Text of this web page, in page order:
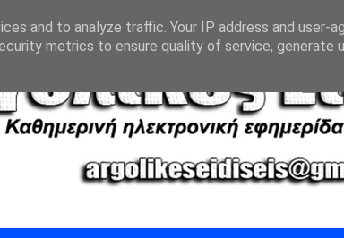
and to analyze traffic. Your IP address and user-
metrics to ensure quality of service, generate